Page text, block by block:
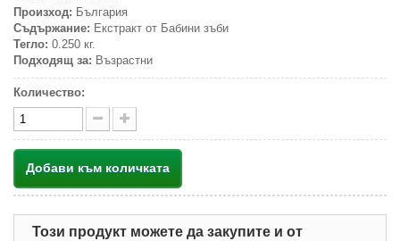
Произход: България
Съдържание: Екстракт от Бабини зъби
Тегло: 0.250 кг.
Подходящ за: Възрастни
Количество:
Добави към количката
Този продукт можете да закупите и от